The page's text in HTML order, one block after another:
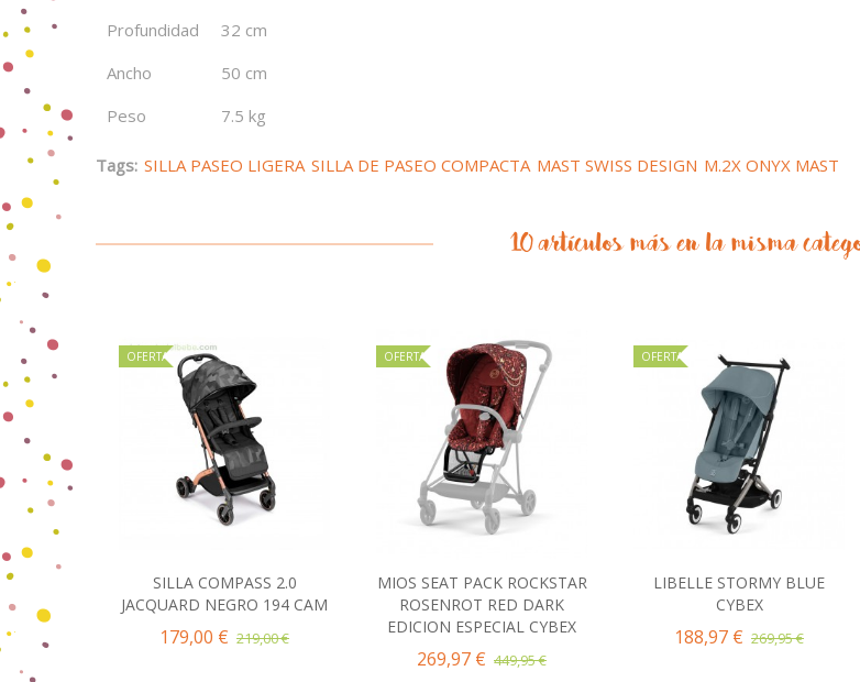
Profundidad
32 cm
Ancho
50 cm
Peso
7.5 kg
Tags: SILLA PASEO LIGERA SILLA DE PASEO COMPACTA MAST SWISS DESIGN M.2X ONYX MAST
10 artículos más en la misma
OFERTA
Añadir al carrito
SILLA COMPASS 2.0
JACQUARD NEGRO 194 CAM
179,00 € 219,00 €
OFERTA
Añadir al carrito
MIOS SEAT PACK ROCKSTAR
ROSENROT RED DARK
EDICION ESPECIAL CYBEX
269,97 € 449,95 €
OFERTA
Añadir al carrito
LIBELLE STORMY BLUE
CYBEX
188,97 € 269,95 €